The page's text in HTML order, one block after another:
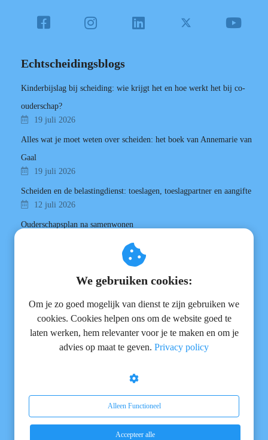
Echtscheidingsblogs
Kinderbijslag bij scheiding: wie krijgt het en hoe werkt het bij co-
ouderschap?
19 juli 2026
Alles wat je moet weten over scheiden: het boek van Annemarie van
Gaal
19 juli 2026
Scheiden en de belastingdienst: toeslagen, toeslagpartner en aangifte
12 juli 2026
Ouderschapsplan na samenwonen
Hoe lang duurt een scheiding? Gemiddeld zes tot acht weken
09 juli 2026
Een vechtscheiding voorkomen: hoe doe je dat?
08 juli 2026
Verandert er iets aan pensioen bij scheiding door de nieuwe wetten?
We gebruiken cookies:
Om je zo goed mogelijk van dienst te zijn gebruiken we
cookies. Cookies helpen ons om de website goed te
laten werken, hem relevanter voor je te maken en om je
advies op maat te geven. Privacy policy
Alleen Functioneel
Accepteer alle